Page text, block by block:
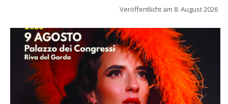
Veröffentlicht am 8. August 2026